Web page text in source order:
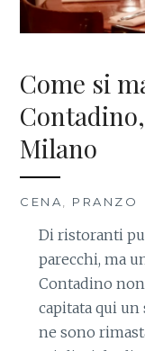
Come si
Milano
CENA, PRANZO
Di ristoranti
parecchi, ma
Contadino non
capitata qui un
ne sono